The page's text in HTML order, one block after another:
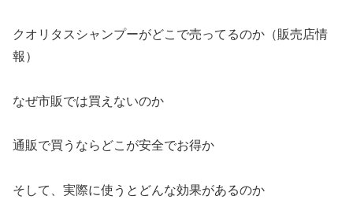
クオリタスシャンプーがどこで売ってるのか（販売店情
報）
なぜ市販では買えないのか
通販で買うならどこが安全でお得か
そして、実際に使うとどんな効果があるのか